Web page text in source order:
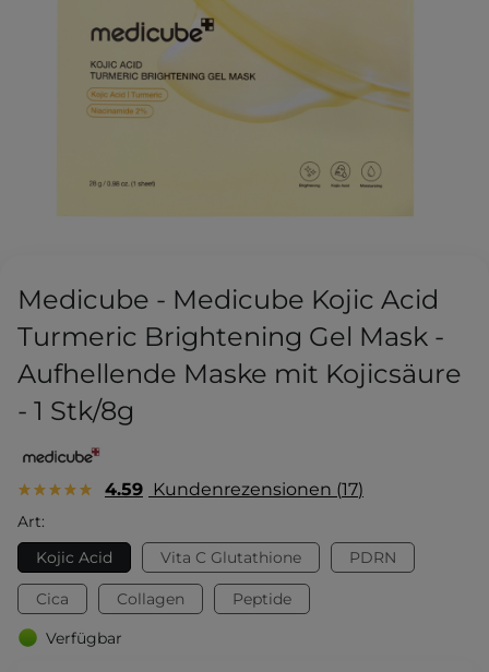
Medicube - Medicube Kojic Acid
Turmeric Brightening Gel Mask -
Aufhellende Maske mit Kojicsäure
- 1 Stk/8g
4.59 Kundenrezensionen 17
Art:
Kojic Acid
Vita C Glutathione PDRN
Cica Collagen
Peptide
Verfügbar